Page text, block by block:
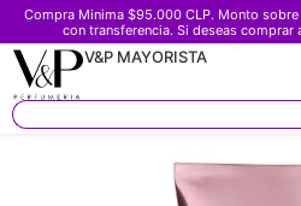
Compra Minima $95.000 CLP. Monto
con transferencia. Si deseas comprar
V&P MAYORISTA